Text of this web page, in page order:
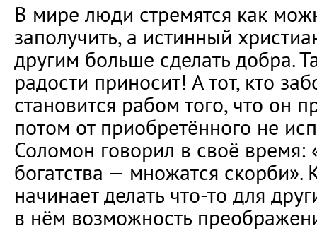
В мире люди стремятся как
заполучить, а истинный
другим больше сделать добра.
радости приносит! А тот, кто
становится рабом того, что он
потом от приобретённого не
Соломон говорил в своё время:
богатства — множатся скорби».
начинает делать что-то для
в нём возможность